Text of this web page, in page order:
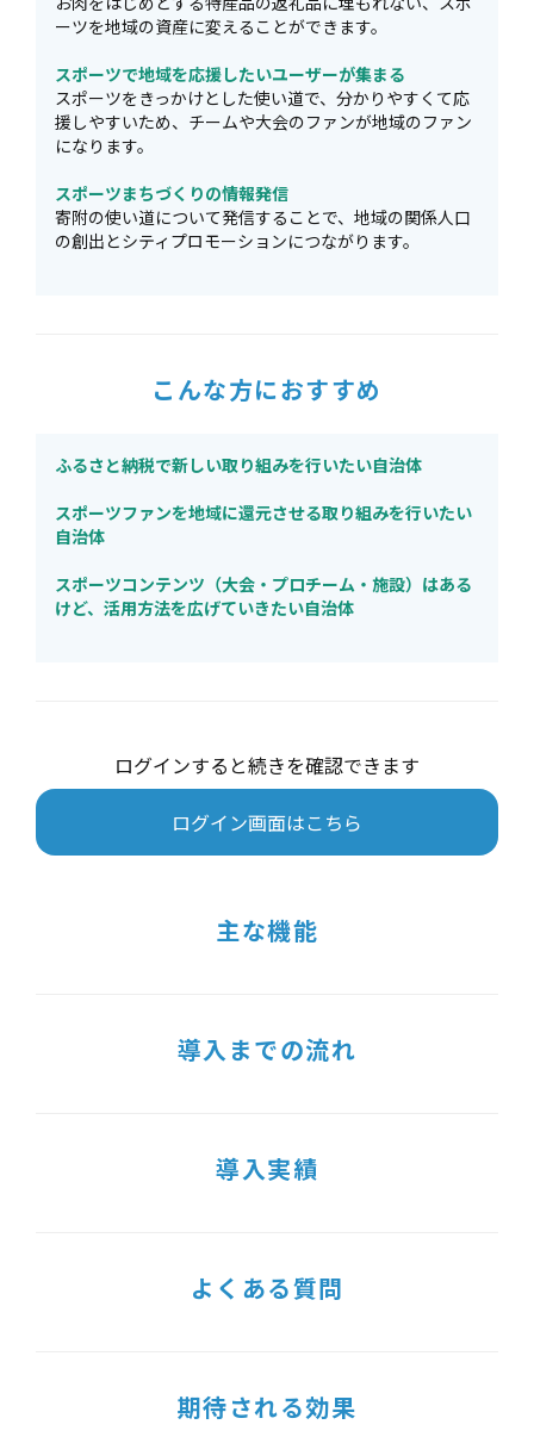
ーツを地域の資産に変えることができます。
スポーツで地域を応援したいユーザーが集まる
スポーツをきっかけとした使い道で、分かりやすくて応
援しやすいため、チームや大会のファンが地域のファン
になります。
スポーツまちづくりの情報発信
寄附の使い道について発信することで、地域の関係人口
の創出とシティプロモーションにつながります。
こんな方におすすめ
ふるさと納税で新しい取り組みを行いたい自治体
スポーツファンを地域に還元させる取り組みを行いたい
自治体
スポーツコンテンツ（大会・プロチーム・施設）はある
けど、活用方法を広げていきたい自治体
ログインすると続きを確認できます
ログイン画面はこちら
主な機能
導入までの流れ
導入実績
よくある質問
期待される効果